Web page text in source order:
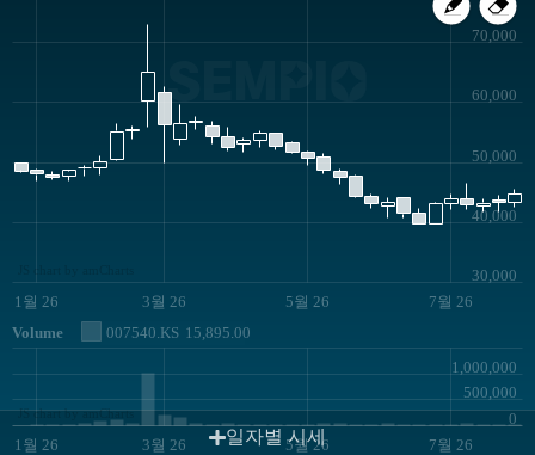
SEMPIO
1월 26 3월 26 5월 26 7월 26
30,000
40,000
50,000
60,000
70,000
Volume 007540.KS 15,895.00
1월 26 3월 26 5월 26 7월 26
0
500,000
1,000,000
JS chart by amCharts
일자별 시세